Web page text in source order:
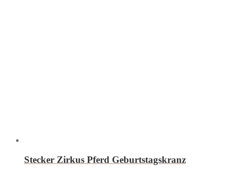
Stecker Zirkus Pferd Geburtstagskranz